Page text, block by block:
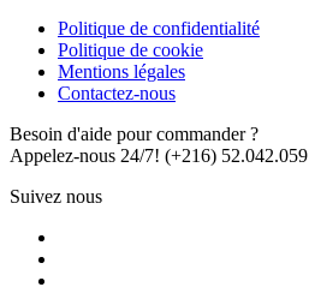
Politique de confidentialité
Politique de cookie
Mentions légales
Contactez-nous
Besoin d'aide pour commander ?
Appelez-nous 24/7! (+216) 52.042.059
Suivez nous